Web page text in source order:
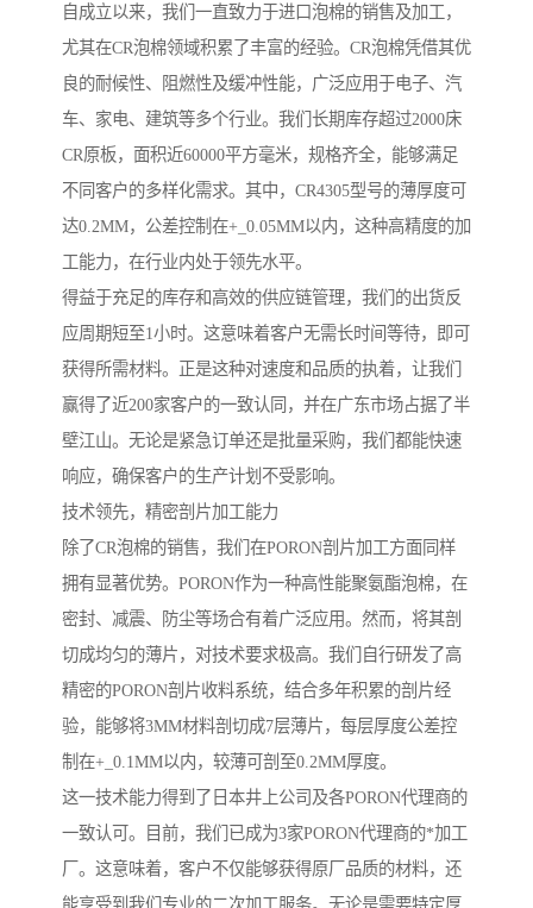
自成立以来，我们一直致力于进口泡棉的销售及加工，
尤其在CR泡棉领域积累了丰富的经验。CR泡棉凭借其优
良的耐候性、阻燃性及缓冲性能，广泛应用于电子、汽
车、家电、建筑等多个行业。我们长期库存超过2000床
CR原板，面积近60000平方毫米，规格齐全，能够满足
不同客户的多样化需求。其中，CR4305型号的薄厚度可
达0.2MM，公差控制在+_0.05MM以内，这种高精度的加
工能力，在行业内处于领先水平。
得益于充足的库存和高效的供应链管理，我们的出货反
应周期短至1小时。这意味着客户无需长时间等待，即可
获得所需材料。正是这种对速度和品质的执着，让我们
赢得了近200家客户的一致认同，并在广东市场占据了半
壁江山。无论是紧急订单还是批量采购，我们都能快速
响应，确保客户的生产计划不受影响。
技术领先，精密剖片加工能力
除了CR泡棉的销售，我们在PORON剖片加工方面同样
拥有显著优势。PORON作为一种高性能聚氨酯泡棉，在
密封、减震、防尘等场合有着广泛应用。然而，将其剖
切成均匀的薄片，对技术要求极高。我们自行研发了高
精密的PORON剖片收料系统，结合多年积累的剖片经
验，能够将3MM材料剖切成7层薄片，每层厚度公差控
制在+_0.1MM以内，较薄可剖至0.2MM厚度。
这一技术能力得到了日本井上公司及各PORON代理商的
一致认可。目前，我们已成为3家PORON代理商的*加工
厂。这意味着，客户不仅能够获得原厂品质的材料，还